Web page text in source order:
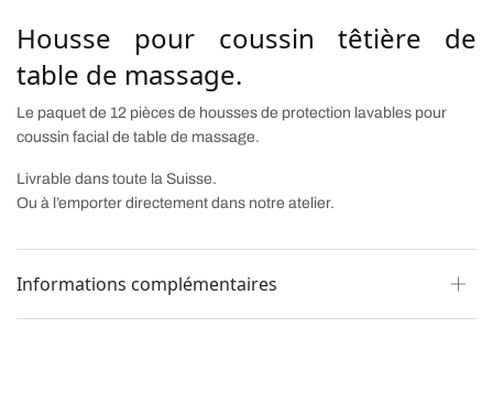
Housse pour coussin têtière de
table de massage.
Le paquet de 12 pièces de housses de protection lavables pour
coussin facial de table de massage.
Livrable dans toute la Suisse.
Ou à l’emporter directement dans notre atelier.
Informations complémentaires